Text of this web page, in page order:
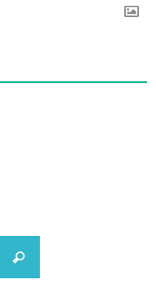
Recherche